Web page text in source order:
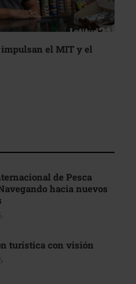
el MIT y el
de Pesca
hacia nuevos
turística con visión